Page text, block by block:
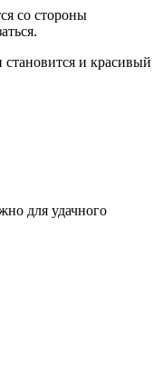
со стороны
и красивый
для удачного